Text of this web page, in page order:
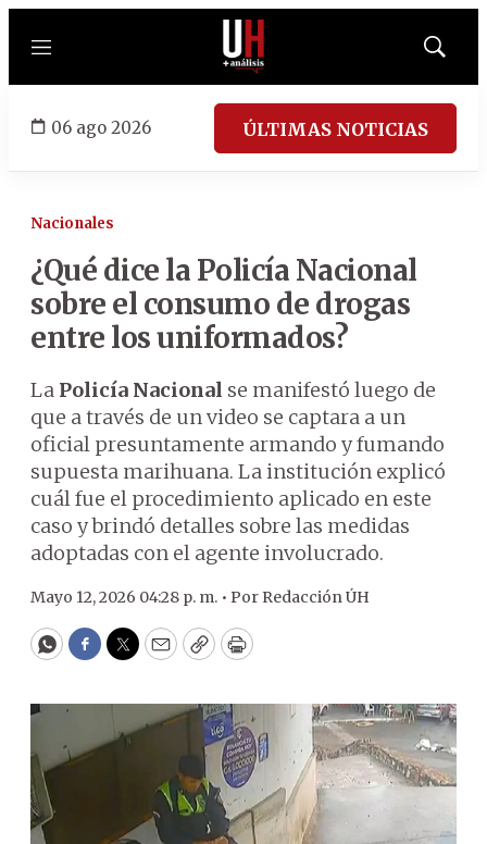
Menú
Mostrar
06 ago 2026 ÚLTIMAS NOTICIAS
Nacionales
¿Qué dice la Policía Nacional
sobre el consumo de drogas
entre los uniformados?
La Policía Nacional se manifestó luego de
que a través de un video se captara a un
oficial presuntamente armando y fumando
supuesta marihuana. La institución explicó
cuál fue el procedimiento aplicado en este
caso y brindó detalles sobre las medidas
adoptadas con el agente involucrado.
Mayo 12, 2026 04:28 p. m. • Por Redacción ÚH
WhatsApp
Facebook
Twitter
EmailCopyPrint